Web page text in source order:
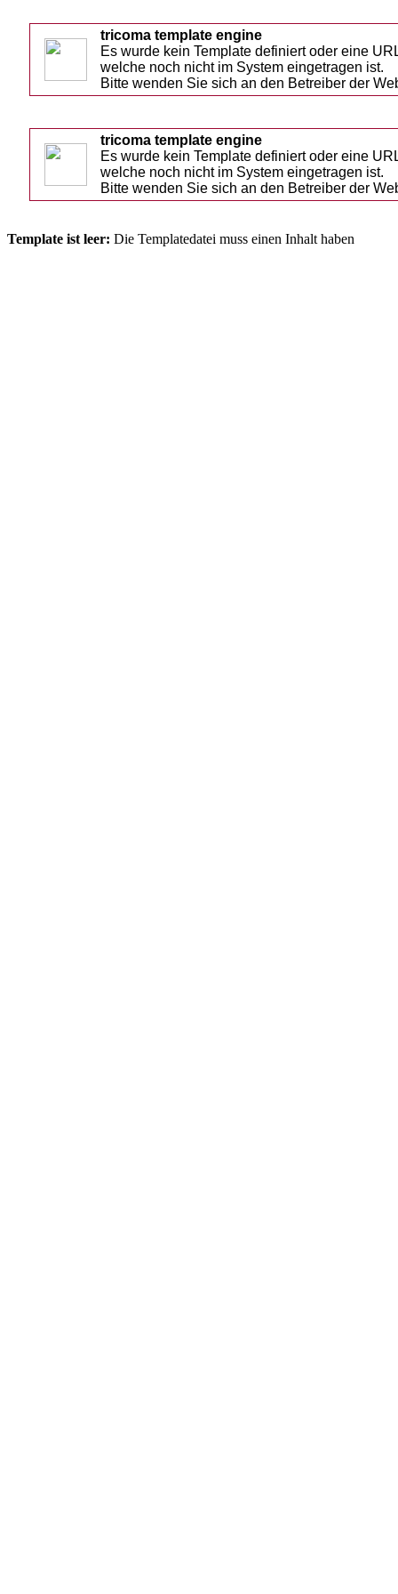
tricoma template engine
Es wurde kein Template definiert oder eine
welche noch nicht im System eingetragen ist.
Bitte wenden Sie sich an den Betreiber der
tricoma template engine
Es wurde kein Template definiert oder eine
welche noch nicht im System eingetragen ist.
Bitte wenden Sie sich an den Betreiber der
Template ist leer: Die Templatedatei muss einen Inhalt haben